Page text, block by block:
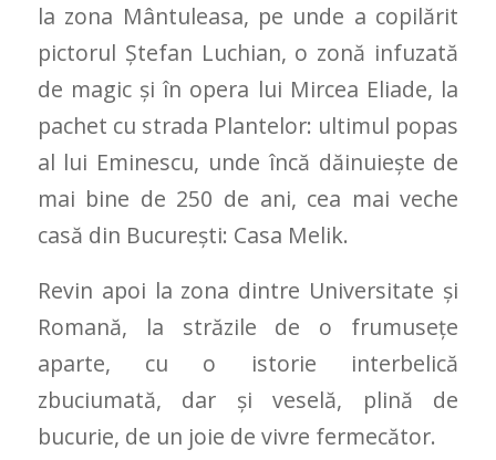
la zona Mântuleasa, pe unde a copilărit
pictorul Ștefan Luchian, o zonă infuzată
de magic și în opera lui Mircea Eliade, la
pachet cu strada Plantelor: ultimul popas
al lui Eminescu, unde încă dăinuiește de
mai bine de 250 de ani, cea mai veche
casă din București: Casa Melik.
Revin apoi la zona dintre Universitate și
Romană, la străzile de o frumusețe
aparte, cu o istorie interbelică
zbuciumată, dar și veselă, plină de
bucurie, de un joie de vivre fermecător.